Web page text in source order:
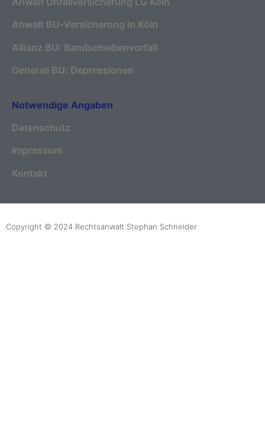
Anwalt BU-Versicherung in Köln
Allianz BU: Bandscheibenvorfall
Generali BU: Depressionen
Notwendige Angaben
Datenschutz
Impressum
Kontakt
Copyright © 2024 Rechtsanwalt Stephan Schneider